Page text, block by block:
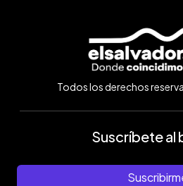
Todos los derechos
Suscríbete al